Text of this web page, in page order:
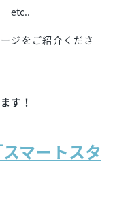
etc..
ジをご紹介くださ
す！
マートスタ